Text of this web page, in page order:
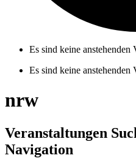
Es sind keine anstehenden
Es sind keine anstehenden
nrw
Veranstaltungen
Navigation